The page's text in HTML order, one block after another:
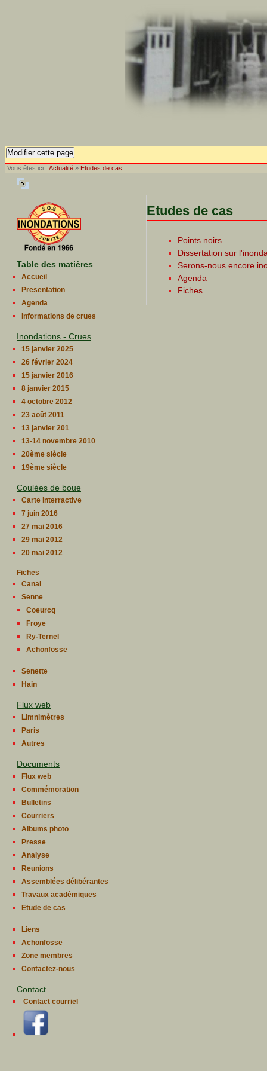
Modifier cette page
Vous êtes ici : Actualité » Etudes de cas
Table des matières
Accueil
Presentation
Agenda
Informations de crues
Inondations - Crues
15 janvier 2025
26 février 2024
15 janvier 2016
8 janvier 2015
4 octobre 2012
23 août 2011
13 janvier 201
13-14 novembre 2010
20ème siècle
19ème siècle
Coulées de boue
Carte interractive
7 juin 2016
27 mai 2016
29 mai 2012
20 mai 2012
Fiches
Canal
Senne
Coeurcq
Froye
Ry-Ternel
Achonfosse
Senette
Hain
Flux web
Limnimètres
Paris
Autres
Documents
Flux web
Commémoration
Bulletins
Courriers
Albums photo
Presse
Analyse
Reunions
Assemblées délibérantes
Travaux académiques
Etude de cas
Liens
Achonfosse
Zone membres
Contactez-nous
Contact
Contact courriel
Etudes de cas
Points noirs
Dissertation sur
Serons-nous encore
Agenda
Fiches